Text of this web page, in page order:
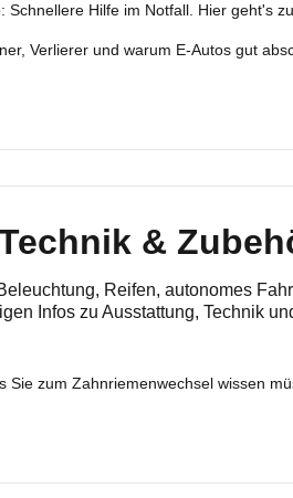
Schnellere Hilfe im Notfall. Hier geht's
Verlierer und warum E-Autos gut
&
Reifen, autonomes
Infos zu Ausstattung, Technik
Sie zum Zahnriemenwechsel wissen